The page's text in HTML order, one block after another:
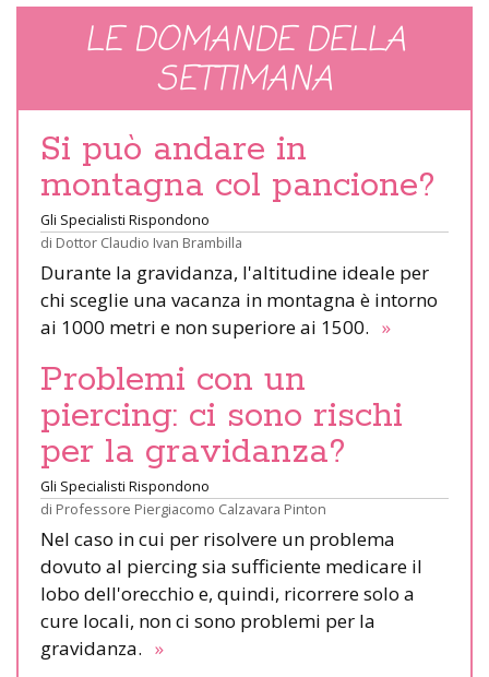
LE DOMANDE DELLA
SETTIMANA
Si può andare in
montagna col pancione?
Gli Specialisti Rispondono
di Dottor Claudio Ivan Brambilla
Durante la gravidanza, l'altitudine ideale per
chi sceglie una vacanza in montagna è intorno
ai 1000 metri e non superiore ai 1500. »
Problemi con un
piercing: ci sono rischi
per la gravidanza?
Gli Specialisti Rispondono
di Professore Piergiacomo Calzavara Pinton
Nel caso in cui per risolvere un problema
dovuto al piercing sia sufficiente medicare il
lobo dell'orecchio e, quindi, ricorrere solo a
cure locali, non ci sono problemi per la
gravidanza. »